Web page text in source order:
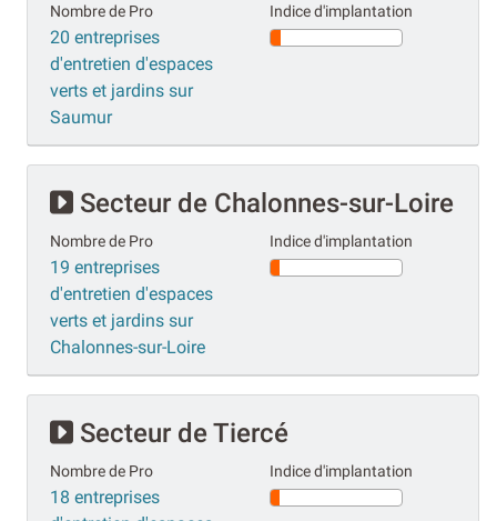
Nombre de Pro
20 entreprises
d'entretien d'espaces
verts et jardins sur
Saumur
Indice d'implantation
Secteur de Chalonnes-sur-Loire
Nombre de Pro
19 entreprises
d'entretien d'espaces
verts et jardins sur
Chalonnes-sur-Loire
Indice d'implantation
Secteur de Tiercé
Nombre de Pro
18 entreprises
Indice d'implantation